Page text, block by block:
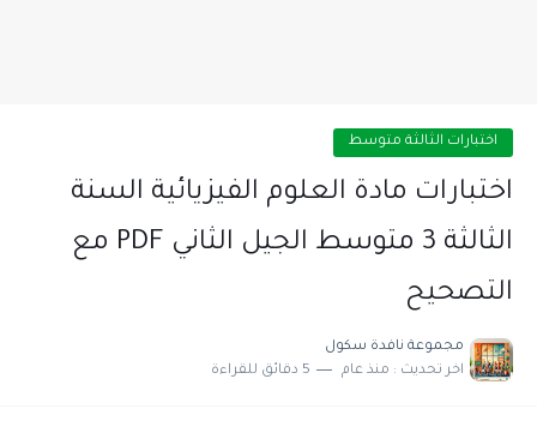
اختبارات الثالثة متوسط
اختبارات مادة العلوم الفيزيائية السنة
الثالثة 3 متوسط الجيل الثاني PDF مع
التصحيح
مجموعة نافدة سكول
اخر تحديث : منذ عام 5 دقائق للقراءة